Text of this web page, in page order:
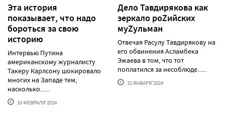
Эта история
показывает, что надо
бороться за свою
историю
Интервью Путина
американскому журналисту
Такеру Карлсону шокировало
многих на Западе тем,
насколько......
10 ФЕВРАЛЯ'2024
Дело Тавдирякова как
зеркало роZийских
муZульман
Отвечая Расулу Тавдирякову на
его обвинения Асламбека
Эжаева в том, что тот
поплатился за несоблюде......
31 ЯНВАРЯ'2024